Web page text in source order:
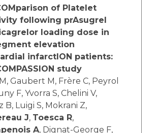
of Platelet
following prAsugrel
loading dose in
elevation
infarctION patients:
study
Gaubert M, Frère C, Peyrol
F, Yvorra S, Chelini V,
B, Luigi S, Mokrani Z,
J, Toesca R,
A, Dignat-George F,